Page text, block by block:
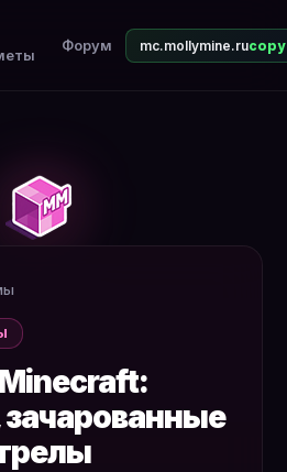
Форум mc.mollymine.ru